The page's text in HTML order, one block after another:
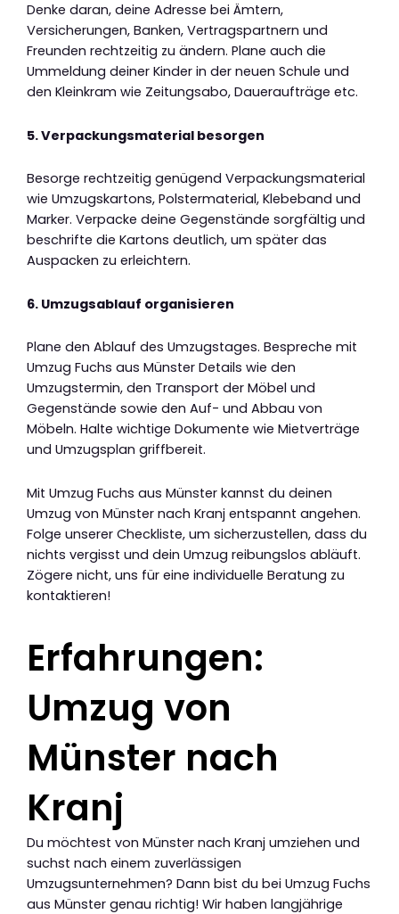
Denke daran, deine Adresse bei Ämtern,
Versicherungen, Banken, Vertragspartnern und
Freunden rechtzeitig zu ändern. Plane auch die
Ummeldung deiner Kinder in der neuen Schule und
den Kleinkram wie Zeitungsabo, Daueraufträge etc.
5. Verpackungsmaterial besorgen
Besorge rechtzeitig genügend Verpackungsmaterial
wie Umzugskartons, Polstermaterial, Klebeband und
Marker. Verpacke deine Gegenstände sorgfältig und
beschrifte die Kartons deutlich, um später das
Auspacken zu erleichtern.
6. Umzugsablauf organisieren
Plane den Ablauf des Umzugstages. Bespreche mit
Umzug Fuchs aus Münster Details wie den
Umzugstermin, den Transport der Möbel und
Gegenstände sowie den Auf- und Abbau von
Möbeln. Halte wichtige Dokumente wie Mietverträge
und Umzugsplan griffbereit.
Mit Umzug Fuchs aus Münster kannst du deinen
Umzug von Münster nach Kranj entspannt angehen.
Folge unserer Checkliste, um sicherzustellen, dass du
nichts vergisst und dein Umzug reibungslos abläuft.
Zögere nicht, uns für eine individuelle Beratung zu
kontaktieren!
Erfahrungen:
Umzug von
Münster nach
Kranj
Du möchtest von Münster nach Kranj umziehen und
suchst nach einem zuverlässigen
Umzugsunternehmen? Dann bist du bei Umzug Fuchs
aus Münster genau richtig! Wir haben langjährige